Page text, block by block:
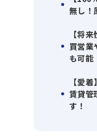
マンションや
保有物件、そ
社』になります
単には売買仲
より高付加価
より自社商品
無し！
【将
買営業
も可能
【愛
賃貸管
す！